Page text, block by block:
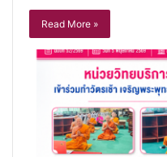
Read More »